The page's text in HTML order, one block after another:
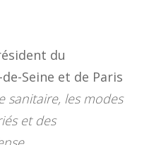
du
Seine et de Paris
sanitaire, les modes
et des